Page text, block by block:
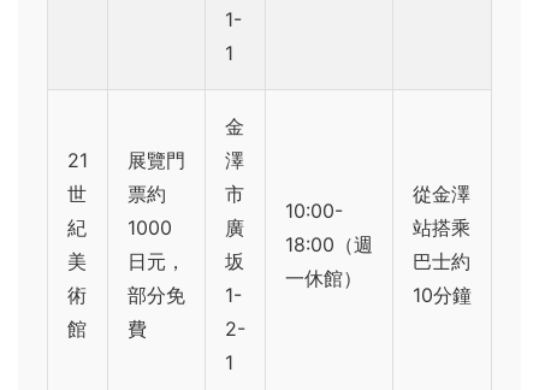
1-
1
21
世
紀
美
術
館
展覽門
票約
1000
日元，
部分免
費
金
澤
市
廣
坂
1-
2-
1
10:00-
18:00（週
一休館）
從金澤
站搭乘
巴士約
10分鐘